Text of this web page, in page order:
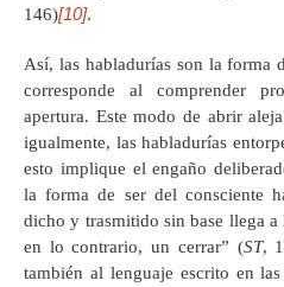
146)[10].
Así, las habladurías son la forma
corresponde al comprender
apertura. Este modo de abrir
igualmente, las habladurías
esto implique el engaño
la forma de ser del consciente
dicho y trasmitido sin base llega
en lo contrario, un cerrar” (ST,
también al lenguaje escrito en